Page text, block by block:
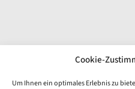
Cookie-
Um Ihnen ein optimales Erlebnis zu